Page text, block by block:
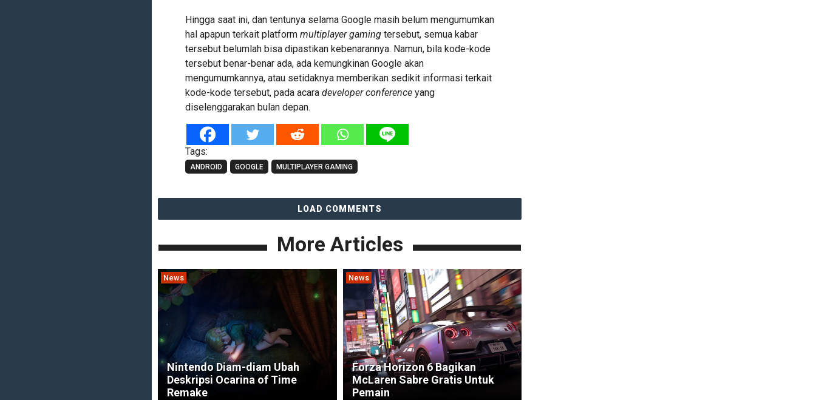
Hingga saat ini, dan tentunya selama Google masih belum mengumumkan
hal apapun terkait platform multiplayer gamingtersebut, semua kabar
tersebut belumlah bisa dipastikan kebenarannya. Namun, bila kode-kode
tersebut benar-benar ada, ada kemungkinan Google akan
mengumumkannya, atau setidaknya memberikan sedikit informasi terkait
kode-kode tersebut, pada acara developer conferenceyang
diselenggarakan bulan depan.
Tags:
ANDROID GOOGLE MULTIPLAYER GAMING
LOAD COMMENTS
More Articles
News
Nintendo Diam-diam Ubah
Deskripsi Ocarina of Time
Remake
News
Forza Horizon 6 Bagikan
McLaren Sabre Gratis Untuk
Pemain